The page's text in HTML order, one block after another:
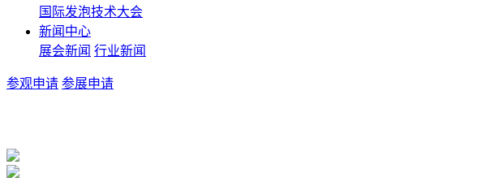
国际发泡技术大会
新闻中心
展会新闻 行业新闻
参观申请 参展申请